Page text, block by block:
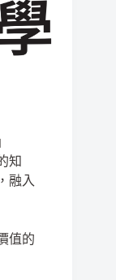
知
融入
值的